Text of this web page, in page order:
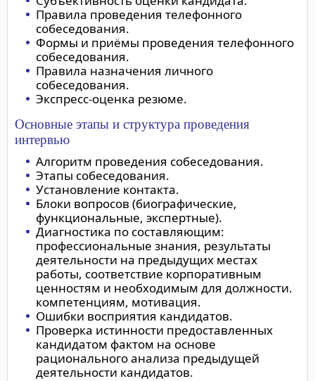
Правила проведения телефонного
собеседования.
Формы и приёмы проведения телефонного
собеседования.
Правила назначения личного
собеседования.
Экспресс-оценка резюме.
Основные этапы и структура проведения
интервью
Алгоритм проведения собеседования.
Этапы собеседования.
Установление контакта.
Блоки вопросов (биографические,
функциональные, экспертные).
Диагностика по составляющим:
профессиональные знания, результаты
деятельности на предыдущих местах
работы, соответствие корпоративным
ценностям и необходимым для должности.
компетенциям, мотивация.
Ошибки восприятия кандидатов.
Проверка истинности предоставленных
кандидатом фактом на основе
рационального анализа предыдущей
деятельности кандидатов.